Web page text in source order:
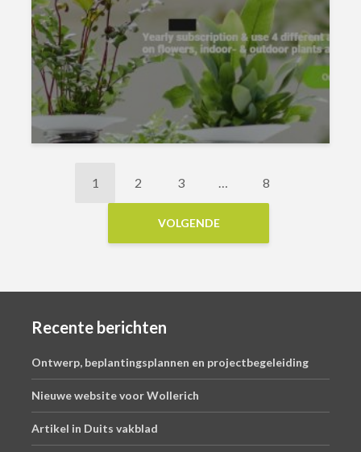
1 2 3 8
VOLGENDE
Recente berichten
Ontwerp, beplantingsplannen en projectbegeleiding
Nieuwe website voor Wollerich
Artikel in Duits vakblad